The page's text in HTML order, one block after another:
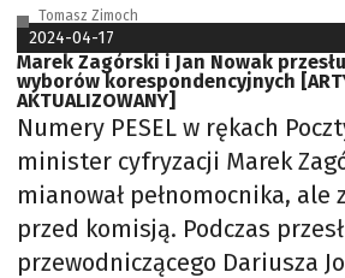
Tomasz Zimoch
2024-04-17
Marek Zagórski i Jan Nowak
wyborów korespondencyjnych
AKTUALIZOWANY]
Numery PESEL w rękach
minister cyfryzacji Marek
mianował pełnomocnika, ale
przed komisją. Podczas
przewodniczącego Dariusza